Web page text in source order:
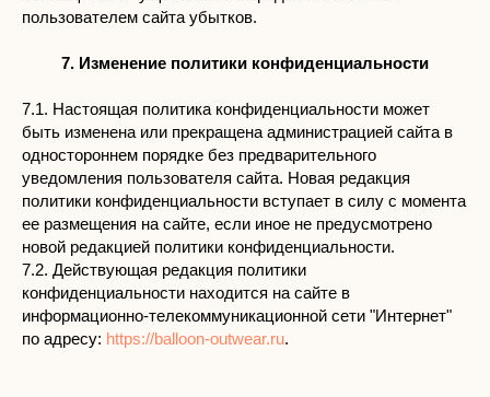
пользователем сайта убытков.
7. Изменение политики конфиденциальности
7.1. Настоящая политика конфиденциальности может
быть изменена или прекращена администрацией сайта в
одностороннем порядке без предварительного
уведомления пользователя сайта. Новая редакция
политики конфиденциальности вступает в силу с момента
ее размещения на сайте, если иное не предусмотрено
новой редакцией политики конфиденциальности.
7.2. Действующая редакция политики
конфиденциальности находится на сайте в
информационно-телекоммуникационной сети "Интернет"
по адресу: https://balloon-outwear.ru.